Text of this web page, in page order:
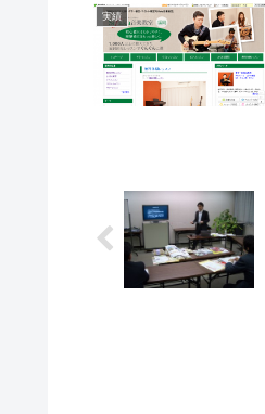
実績